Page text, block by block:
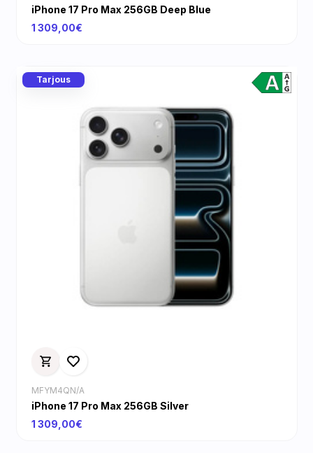
iPhone 17 Pro Max 256GB Deep Blue
1 309,00€
Tarjous
MFYM4QN/A
iPhone 17 Pro Max 256GB Silver
1 309,00€